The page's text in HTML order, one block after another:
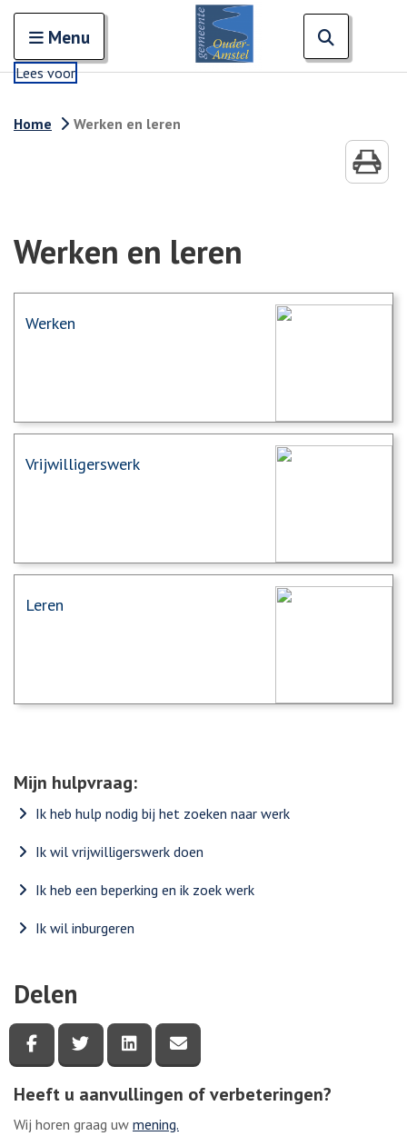
Open en sluit het
Menu
Lees voor
Home Werken en leren
Werken en leren
Werken
Vrijwilligerswerk
Leren
Mijn hulpvraag:
Ik heb hulp nodig bij het zoeken naar werk
Ik wil vrijwilligerswerk doen
Ik heb een beperking en ik zoek werk
Ik wil inburgeren
Delen
Deel deze pagina via Facebook
Deel deze pagina via Twitter
Deel deze pagina via LinkedIn
Heeft u aanvullingen of verbeteringen?
Wij horen graag uw mening.